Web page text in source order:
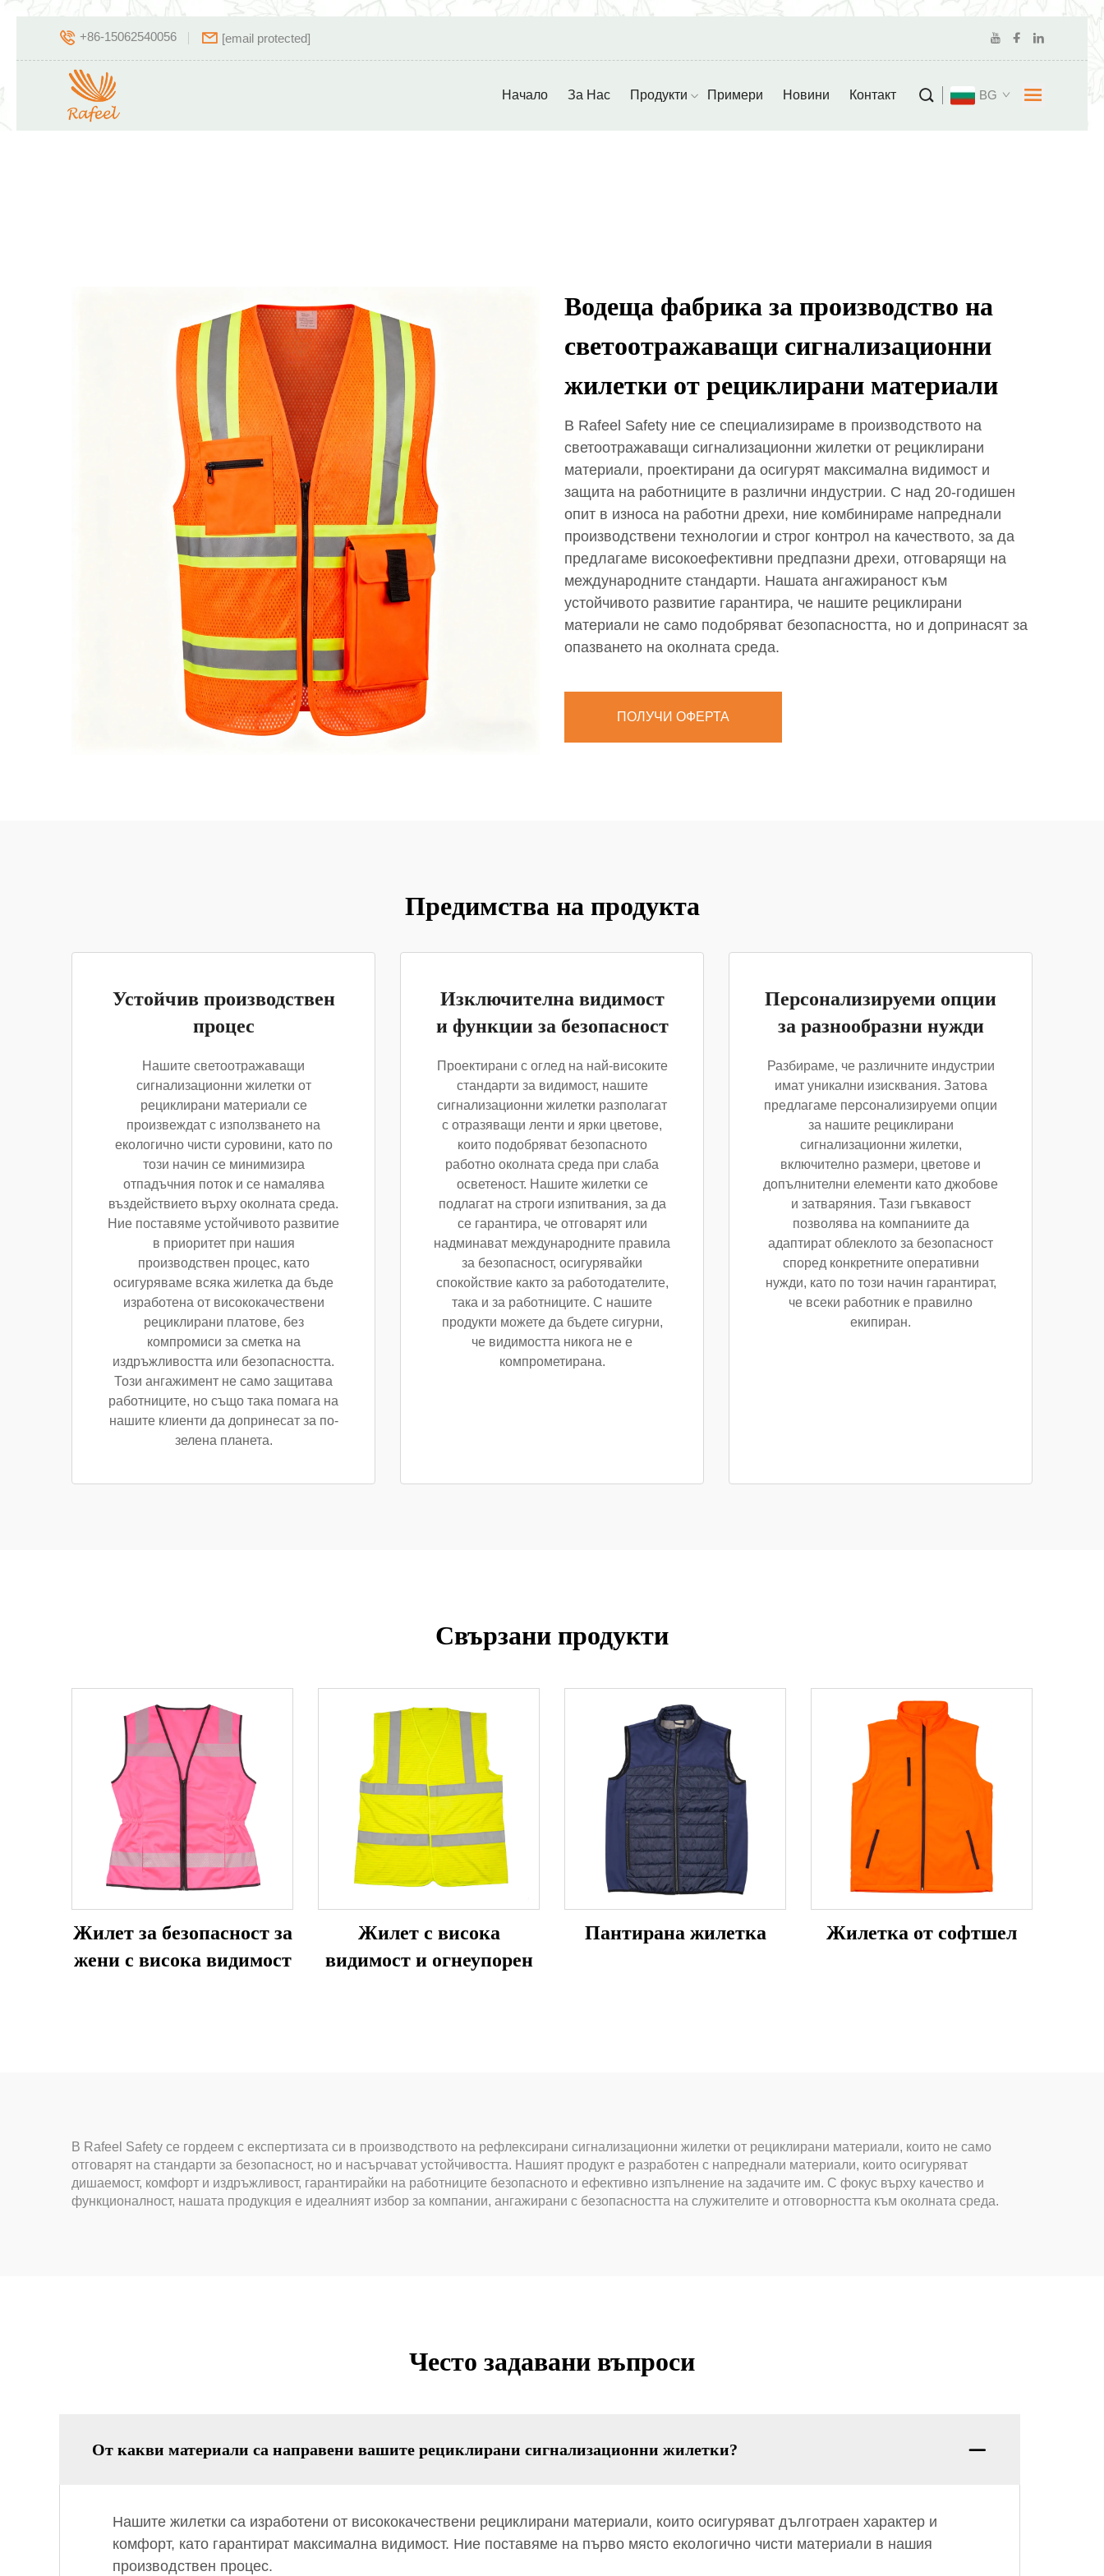
+86-15062540056 [email protected]
Начало За Нас Продукти Примери Новини Контакт BG
Водеща фабрика за производство на
светоотражаващи сигнализационни
жилетки от рециклирани материали
В Rafeel Safety ние се специализираме в производството на
светоотражаващи сигнализационни жилетки от рециклирани
материали, проектирани да осигурят максимална видимост и
защита на работниците в различни индустрии. С над 20-годишен
опит в износа на работни дрехи, ние комбинираме напреднали
производствени технологии и строг контрол на качеството, за да
предлагаме високоефективни предпазни дрехи, отговарящи на
международните стандарти. Нашата ангажираност към
устойчивото развитие гарантира, че нашите рециклирани
материали не само подобряват безопасността, но и допринасят за
опазването на околната среда.
ПОЛУЧИ ОФЕРТА
Предимства на продукта
Устойчив производствен
процес
Нашите светоотражаващи
сигнализационни жилетки от
рециклирани материали се
произвеждат с използването на
екологично чисти суровини, като по
този начин се минимизира
отпадъчния поток и се намалява
въздействието върху околната среда.
Ние поставяме устойчивото развитие
в приоритет при нашия
производствен процес, като
осигуряваме всяка жилетка да бъде
изработена от висококачествени
рециклирани платове, без
компромиси за сметка на
издръжливостта или безопасността.
Този ангажимент не само защитава
работниците, но също така помага на
нашите клиенти да допринесат за по-
зелена планета.
Изключителна видимост
и функции за безопасност
Проектирани с оглед на най-високите
стандарти за видимост, нашите
сигнализационни жилетки разполагат
с отразяващи ленти и ярки цветове,
които подобряват безопасното
работно околната среда при слаба
осветеност. Нашите жилетки се
подлагат на строги изпитвания, за да
се гарантира, че отговарят или
надминават международните правила
за безопасност, осигурявайки
спокойствие както за работодателите,
така и за работниците. С нашите
продукти можете да бъдете сигурни,
че видимостта никога не е
компрометирана.
Персонализируеми опции
за разнообразни нужди
Разбираме, че различните индустрии
имат уникални изисквания. Затова
предлагаме персонализируеми опции
за нашите рециклирани
сигнализационни жилетки,
включително размери, цветове и
допълнителни елементи като джобове
и затваряния. Тази гъвкавост
позволява на компаниите да
адаптират облеклото за безопасност
според конкретните оперативни
нужди, като по този начин гарантират,
че всеки работник е правилно
екипиран.
Свързани продукти
Жилет за безопасност за
жени с висока видимост
Жилет с висока
видимост и огнеупорен
Пантирана жилетка Жилетка от софтшел
В Rafeel Safety се гордеем с експертизата си в производството на рефлексирани сигнализационни жилетки от рециклирани материали, които не само
отговарят на стандарти за безопасност, но и насърчават устойчивостта. Нашият продукт е разработен с напреднали материали, които осигуряват
дишаемост, комфорт и издръжливост, гарантирайки на работниците безопасното и ефективно изпълнение на задачите им. С фокус върху качество и
функционалност, нашата продукция е идеалният избор за компании, ангажирани с безопасността на служителите и отговорността към околната среда.
Често задавани въпроси
От какви материали са направени вашите рециклирани сигнализационни жилетки?
Нашите жилетки са изработени от висококачествени рециклирани материали, които осигуряват дълготраен характер и
комфорт, като гарантират максимална видимост. Ние поставяме на първо място екологично чисти материали в нашия
производствен процес.